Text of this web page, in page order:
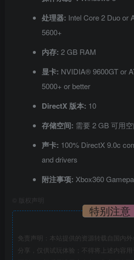
处理器: Intel Core 2 Duo or
5600+
内存: 2 GB RAM
显卡: NVIDIA® 9600GT or
5000+ or better
DirectX 版本: 10
存储空间: 需要 2 GB 可用
声卡: 100% DirectX 9.0c
and drivers
附注事项: Xbox360
版权声明
特别注意
免责声明：本站提供的资源转载自国内
分享，仅供试玩体验；不得将上述内容用